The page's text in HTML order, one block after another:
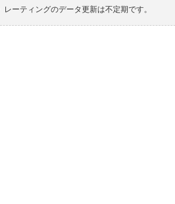
レーティングのデータ更新は不定期です。